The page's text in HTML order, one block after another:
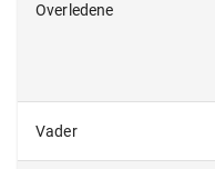
Overledene
Vader